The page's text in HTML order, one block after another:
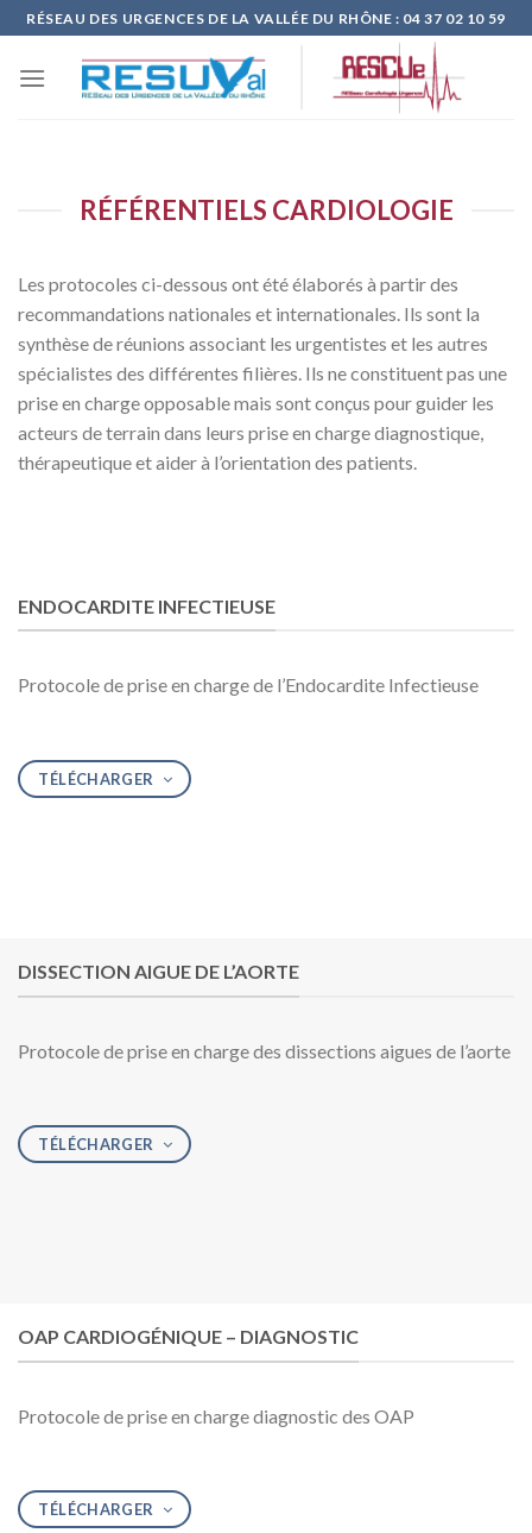
Skip
content
RÉSEAU DES URGENCES DE LA VALLÉE DU RHÔNE : 04 37 02 10 59
RÉFÉRENTIELS CARDIOLOGIE
Les protocoles ci-dessous ont été élaborés à partir des
recommandations nationales et internationales. Ils sont la
synthèse de réunions associant les urgentistes et les autres
spécialistes des différentes filières. Ils ne constituent pas une
prise en charge opposable mais sont conçus pour guider les
acteurs de terrain dans leurs prise en charge diagnostique,
thérapeutique et aider à l’orientation des patients.
ENDOCARDITE INFECTIEUSE
Protocole de prise en charge de l’Endocardite Infectieuse
TÉLÉCHARGER
DISSECTION AIGUE DE L’AORTE
Protocole de prise en charge des dissections aigues de l’aorte
TÉLÉCHARGER
OAP CARDIOGÉNIQUE – DIAGNOSTIC
Protocole de prise en charge diagnostic des OAP
TÉLÉCHARGER